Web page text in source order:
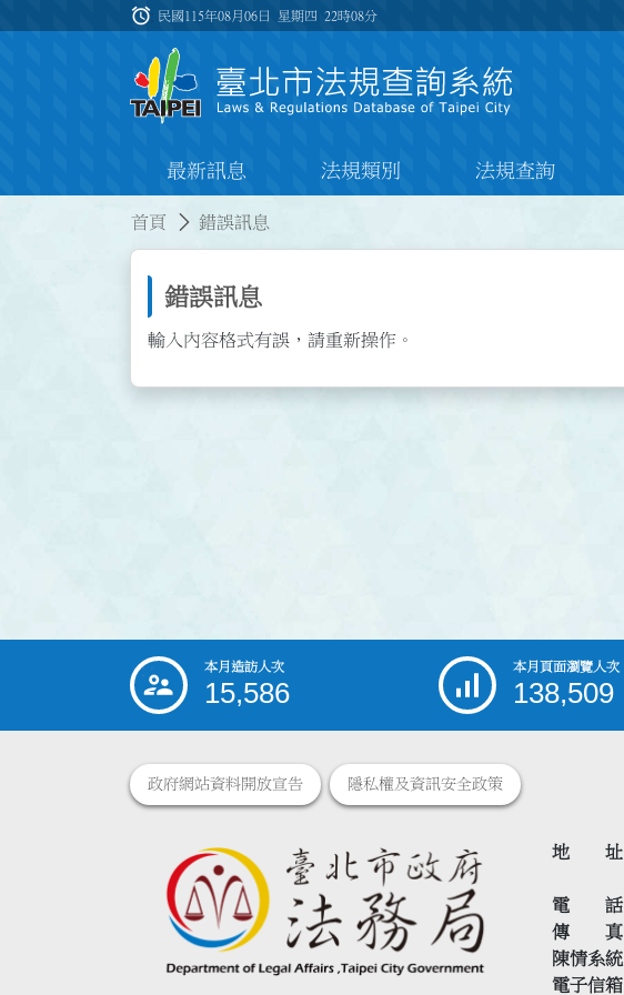
:::
alarm 民國115年08月06日 星期四22時08分
最新訊息 法規類別 法規查詢
首頁 錯誤訊息
錯誤訊息
輸入內容格式有誤，請重新操作。
::: 本月造訪人次
15,586
本月頁面瀏覽人次
138,509
政府網站資料開放宣告 隱私權及資訊安全政策
地 址
電 話
傳 真
陳情系統
電子信箱